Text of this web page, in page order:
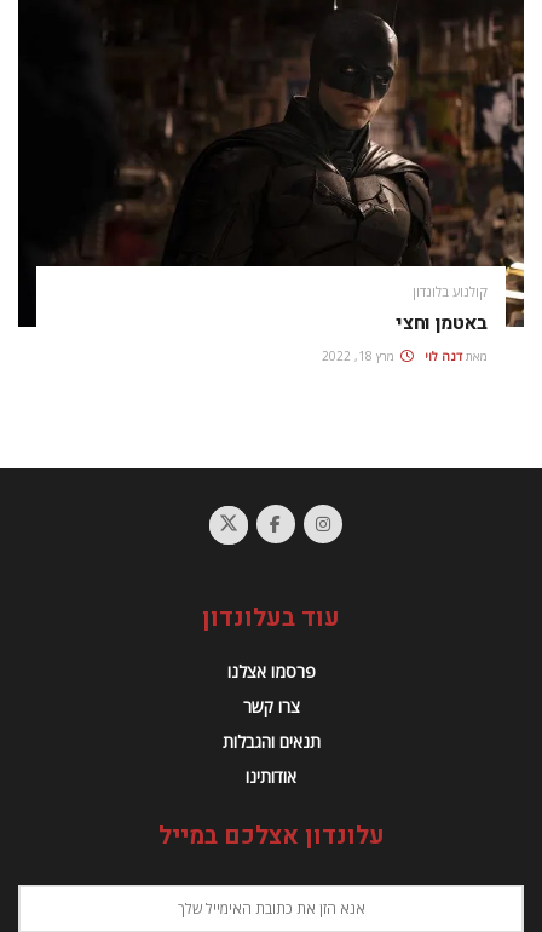
קולנוע בלונדון
באטמן וחצי
מאת דנה לוי מרץ 18, 2022
עוד בעלונדון
פרסמו אצלנו
צרו קשר
תנאים והגבלות
אודותינו
עלונדון אצלכם במייל